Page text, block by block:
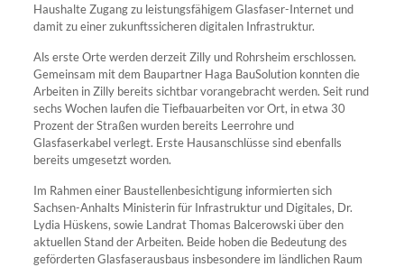
Haushalte Zugang zu leistungsfähigem Glasfaser-Internet und
damit zu einer zukunftssicheren digitalen Infrastruktur.
Als erste Orte werden derzeit Zilly und Rohrsheim erschlossen.
Gemeinsam mit dem Baupartner Haga BauSolution konnten die
Arbeiten in Zilly bereits sichtbar vorangebracht werden. Seit rund
sechs Wochen laufen die Tiefbauarbeiten vor Ort, in etwa 30
Prozent der Straßen wurden bereits Leerrohre und
Glasfaserkabel verlegt. Erste Hausanschlüsse sind ebenfalls
bereits umgesetzt worden.
Im Rahmen einer Baustellenbesichtigung informierten sich
Sachsen-Anhalts Ministerin für Infrastruktur und Digitales, Dr.
Lydia Hüskens, sowie Landrat Thomas Balcerowski über den
aktuellen Stand der Arbeiten. Beide hoben die Bedeutung des
geförderten Glasfaserausbaus insbesondere im ländlichen Raum